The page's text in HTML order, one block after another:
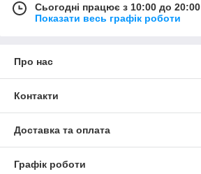
Сьогодні працює з 10:00 до 20:00
Показати весь графік роботи
Про нас
Контакти
Доставка та оплата
Графік роботи